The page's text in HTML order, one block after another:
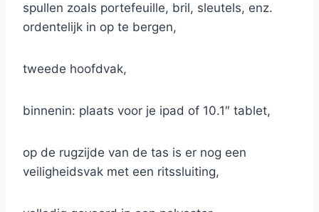
spullen zoals portefeuille, bril, sleutels, enz.
ordentelijk in op te bergen,
tweede hoofdvak,
binnenin: plaats voor je ipad of 10.1″ tablet,
op de rugzijde van de tas is er nog een
veiligheidsvak met een ritssluiting,